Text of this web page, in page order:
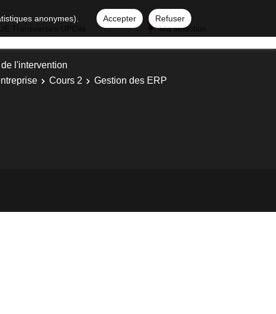
anonymes). Accepter
Refuser
Ma sélection
l'intervention
Cours 2 Gestion des ERP